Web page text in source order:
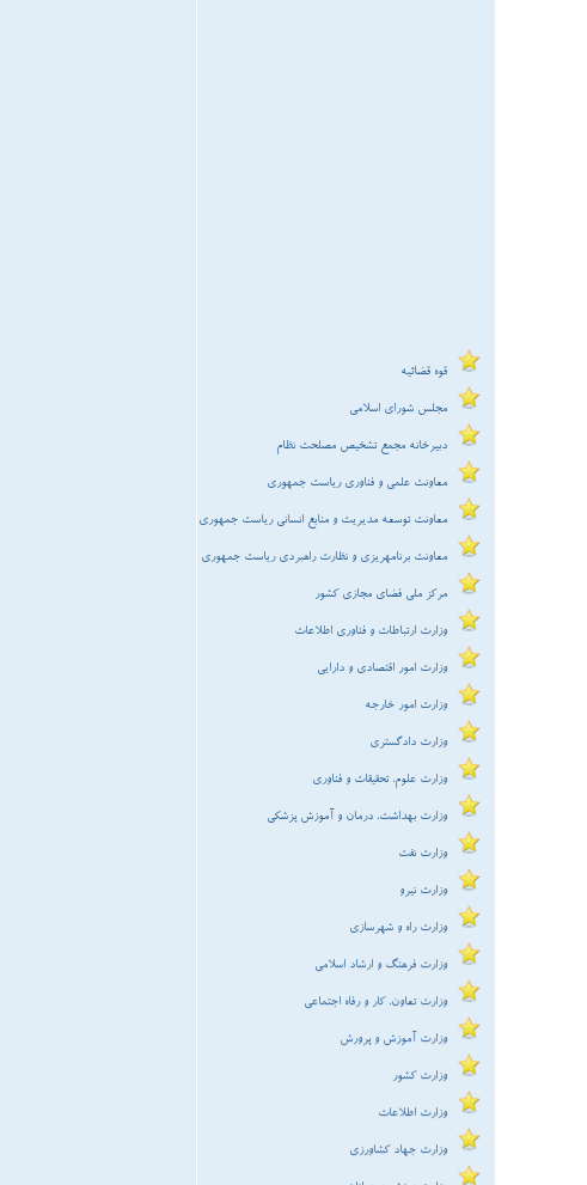
مجلس شورای اسلامی
دبیرخانه مجمع تشخیص مصلحت نظام
معاونت علمی و فناوری ریاست جمهوری
معاونت توسعه مدیریت و منابع انسانی ریاست جمهوری
معاونت برنامه‏ریزی و نظارت راهبردی ریاست جمهوری
مرکز ملی فضای مجازی کشور
وزارت ارتباطات و فناوری اطلاعات
وزارت امور اقتصادی و دارایی
وزارت امور خارجه
وزارت دادگستری
وزارت علوم، تحقیقات و فناوری
وزارت بهداشت، درمان و آموزش پزشکی
وزارت نفت
وزارت نیرو
وزارت راه و شهرسازی
وزارت فرهنگ و ارشاد اسلامی
وزارت تعاون، کار و رفاه اجتماعی
وزارت آموزش و پرورش
وزارت کشور
وزارت اطلاعات
وزارت جهاد کشاورزی
وزارت ورزش و جوانان